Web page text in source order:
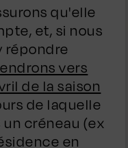
qu'elle
et, si nous
répondre
vers
de la saison
de laquelle
créneau (ex
en